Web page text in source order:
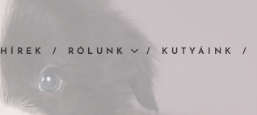
HÍREK RÓLUNK KUTYÁINK